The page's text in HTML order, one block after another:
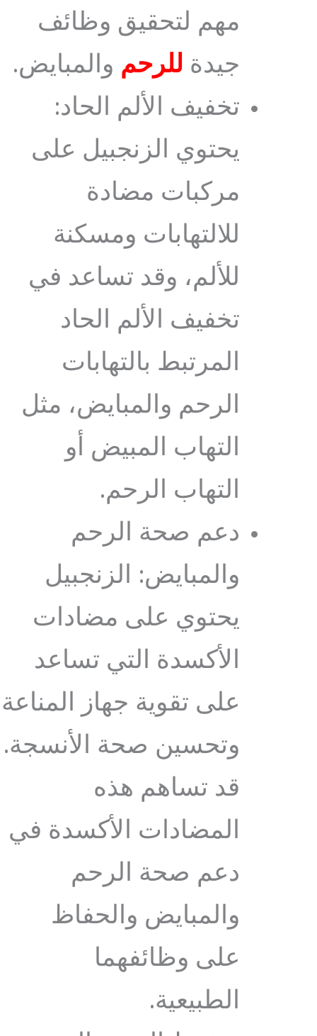
مهم لتحقيق وظائف
جيدة للرحم والمبايض.
تخفيف الألم الحاد:
يحتوي الزنجبيل على
مركبات مضادة
للالتهابات ومسكنة
للألم، وقد تساعد في
تخفيف الألم الحاد
المرتبط بالتهابات
الرحم والمبايض، مثل
التهاب المبيض أو
التهاب الرحم.
دعم صحة الرحم
والمبايض: الزنجبيل
يحتوي على مضادات
الأكسدة التي تساعد
على تقوية جهاز المناعة
وتحسين صحة الأنسجة.
قد تساهم هذه
المضادات الأكسدة في
دعم صحة الرحم
والمبايض والحفاظ
على وظائفهما
الطبيعية.